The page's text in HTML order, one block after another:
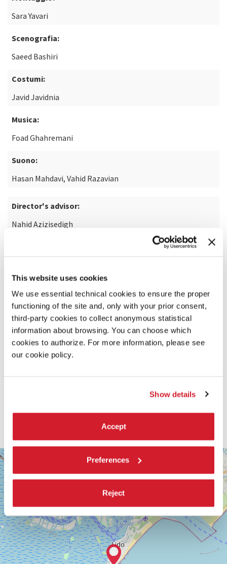
This website uses cookies
We use essential technical cookies to ensure the proper
functioning of the site and, only with your prior consent,
third-party cookies to collect anonymous statistical
information about browsing. You can choose which
cookies to authorize. For more information, please see
our cookie policy.
Show details
Accept
Preferences
Reject
Sara Yavari
Scenografia:
Saeed Bashiri
Costumi:
Javid Javidnia
Musica:
Foad Ghahremani
Suono:
Hasan Mahdavi, Vahid Razavian
Director's advisor:
Nahid Azizisedigh
SALA
VOLPI
LUNGOMARE
MARCONI
30126
LIDO
DI
VENEZIA
TEL.
0415218711
info@labiennale.org
−